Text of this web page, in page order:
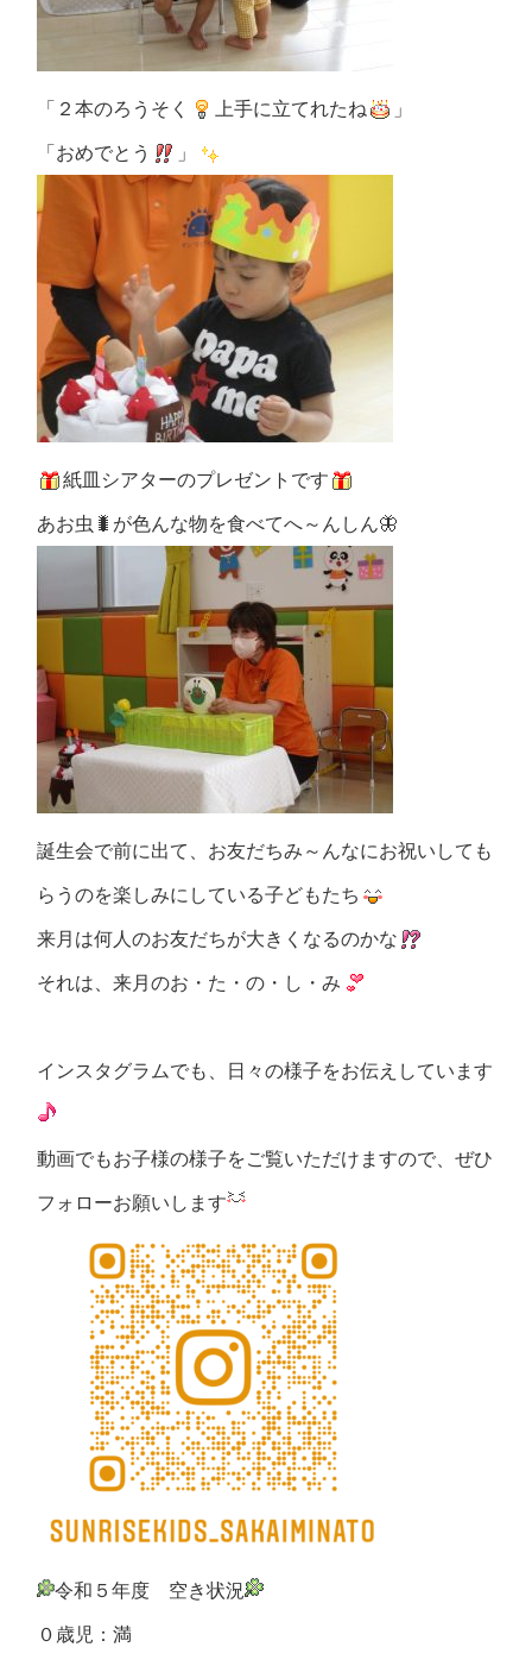
「２本のろうそく 上手に立てれたね 」
「おめでとう 」
紙皿シアターのプレゼントです
あお虫🐛が色んな物を食べてへ～んしん🦋
誕生会で前に出て、お友だちみ～んなにお祝いしても
らうのを楽しみにしている子どもたち
来月は何人のお友だちが大きくなるのかな
それは、来月のお・た・の・し・み
インスタグラムでも、日々の様子をお伝えしています
動画でもお子様の様子をご覧いただけますので、ぜひ
フォローお願いします
令和５年度 空き状況
０歳児：満